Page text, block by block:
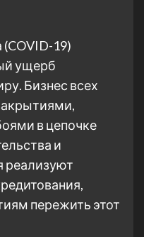
19)
ущерб
Бизнес всех
в цепочке
и
реализуют
пережить этот